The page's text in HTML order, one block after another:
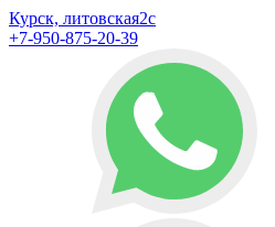
Курск, литовская2с
+7-950-875-20-39